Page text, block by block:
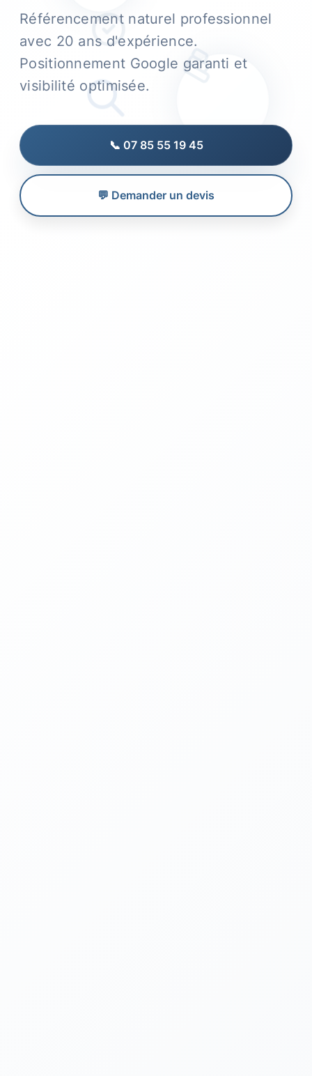
Référencement naturel professionnel
avec 20 ans d'expérience.
Positionnement Google garanti et
visibilité optimisée.
📞 07 85 55 19 45
💬 Demander un devis